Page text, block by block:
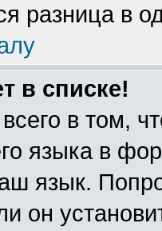
разница в
в списке!
в том,
языка в
язык.
он